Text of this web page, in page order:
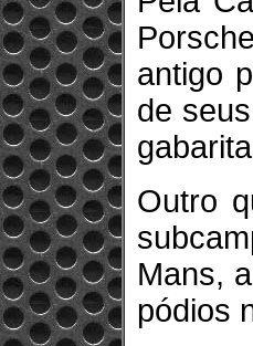
antigo
de
Outro
Mans,
pódios